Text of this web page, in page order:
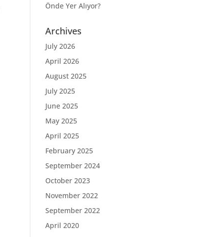
Önde Yer Alıyor?
Archives
July 2026
April 2026
August 2025
July 2025
June 2025
May 2025
April 2025
February 2025
September 2024
October 2023
November 2022
September 2022
April 2020